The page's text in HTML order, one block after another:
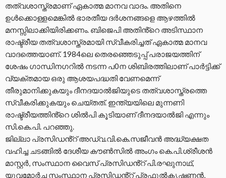
തത്വശാസ്ത്രമാണ് ഏകാത്മ മാനവ വാദം. അതിനെ
ഉൾക്കൊള്ളമെങ്കിൽ ഭാരതീയ ദർശനങ്ങളെ ആഴത്തിൽ
മനസ്സിലാക്കിയിരിക്കണം. ബിജെപി അതിൻ്റെ അടിസ്ഥാന
രാഷ്ട്രീയ തത്വശാസ്ത്രമായി സ്വീകരിച്ചത് ഏകാത്മ മാനവ
വാദത്തെയാണ്. 1984ലെ തെരഞ്ഞെടുപ്പ് പരാജയത്തിന്
ശേഷം ഗാന്ധിനഗറിൽ നടന്ന പ0ന ശിബിരത്തിലാണ് പാർട്ടിക്ക്
വ്യക്തമായ ഒരു ആശയപദ്ധതി വേണമെന്ന്
തീരുമാനിക്കുകയും ദീനദയാൽജിയുടെ തത്വശാസ്ത്രത്തെ
സ്വീകരിക്കുകയും ചെയ്തത്. ഇന്ത്യയിലെ മുന്നണി
രാഷ്ട്രീയത്തിൻ്റെ ശിൽപി കൂടിയാണ് ദീനദയാൽജി എന്നും
സി.കെ.പി. പറഞ്ഞു.
ജില്ലാ പ്രസിഡൻ്റ് അഡ്വ.വി.കെ.സജീവൻ അദ്ധ്യക്ഷത
വഹിച്ച ചടങ്ങിൽ ദേശീയ കൗൺസിൽ അംഗം കെ.പി.ശ്രീശൻ
മാസ്റ്റർ, സംസ്ഥാന വൈസ് പ്രസിഡൻ്റ് പി.രഘുനാഥ്,
യുവമോർച്ച സംസ്ഥാന പ്രസിഡൻ്റ് പ്രഫുൽകൃഷണൻ,